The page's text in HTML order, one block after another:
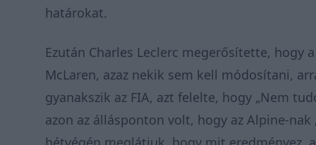
határokat.
Ezután Charles Leclerc megerősítette, hogy
McLaren, azaz nekik sem kell módosítani,
gyanakszik az FIA, azt felelte, hogy „Nem
azon az állásponton volt, hogy az Alpine-